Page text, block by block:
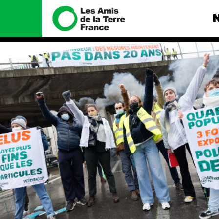
Nous connaître
Histoire
Manifeste
Missions et méthodes
Valeurs
Équipes et
fonctionnement
Le réseau dans le monde
Nos alliés
Je soutiens les Amis de la
Terre
Nos
Total, rendez-
tribunal
Gaz « naturel
enfumage
Mode : une
destructrice
Gaz au
violence
Nos autres